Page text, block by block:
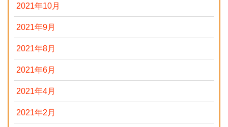
2021年10月
2021年9月
2021年8月
2021年6月
2021年4月
2021年2月